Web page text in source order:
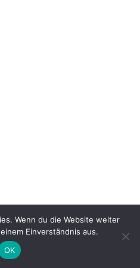
Wenn du die Website weiter
Einverständnis aus.
OK